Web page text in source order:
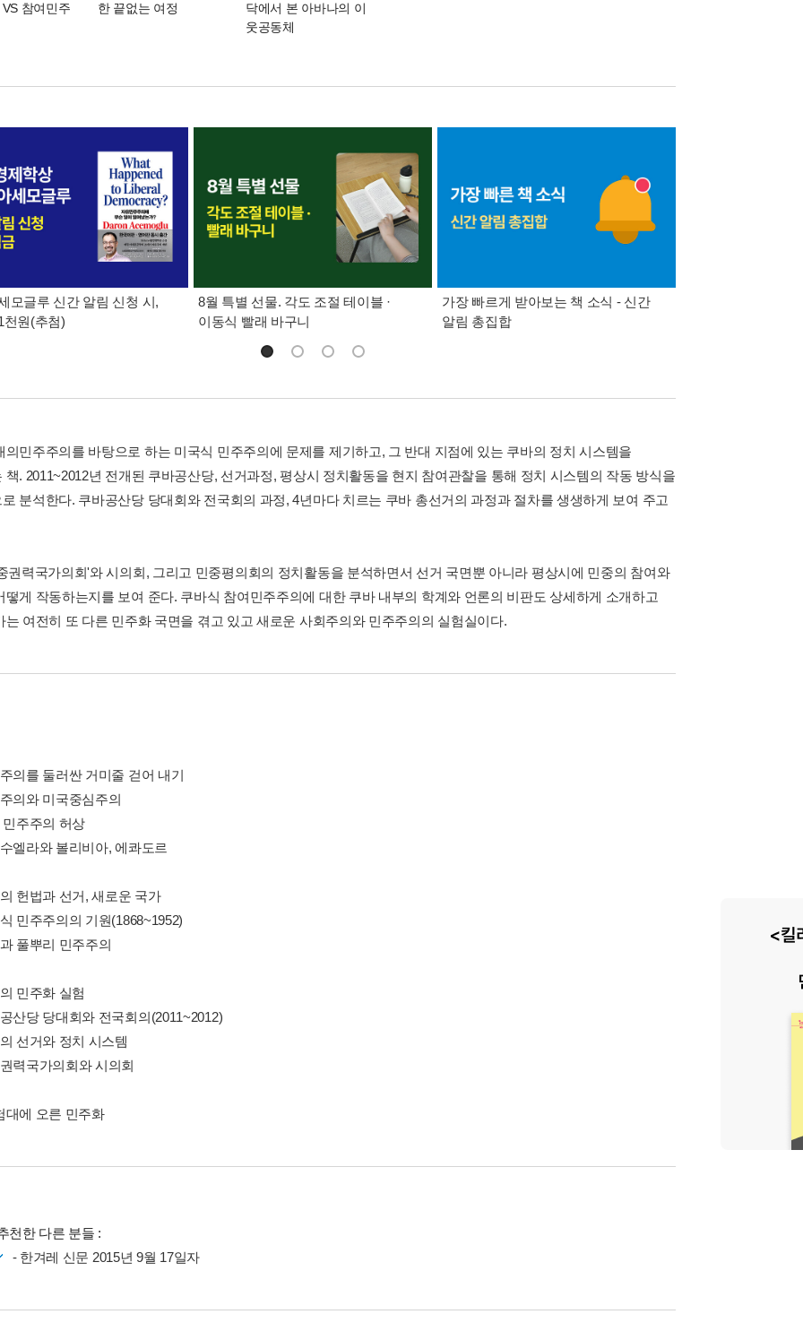
참여민주
한 끝없는 여정
닥에서 본 아바나의 이
웃공동체
모글루 신간 알림 신청 시,
천원(추첨)
8월 특별 선물. 각도 조절 테이블 ·
이동식 빨래 바구니
가장 빠르게 받아보는 책 소식 - 신간
알림 총집합
의민주주의를 바탕으로 하는 미국식 민주주의에 문제를 제기하고, 그 반대 지점에 있는 쿠바의 정치 시스템을
책. 2011~2012년 전개된 쿠바공산당, 선거과정, 평상시 정치활동을 현지 참여관찰을 통해 정치 시스템의 작동 방식을
분석한다. 쿠바공산당 당대회와 전국회의 과정, 4년마다 치르는 쿠바 총선거의 과정과 절차를 생생하게 보여 주고
권력국가의회'와 시의회, 그리고 민중평의회의 정치활동을 분석하면서 선거 국면뿐 아니라 평상시에 민중의 참여와
떻게 작동하는지를 보여 준다. 쿠바식 참여민주주의에 대한 쿠바 내부의 학계와 언론의 비판도 상세하게 소개하고
는 여전히 또 다른 민주화 국면을 겪고 있고 새로운 사회주의와 민주주의의 실험실이다.
의를 둘러싼 거미줄 걷어 내기
의와 미국중심주의
주주의 허상
엘라와 볼리비아, 에콰도르
헌법과 선거, 새로운 국가
민주주의의 기원(1868~1952)
풀뿌리 민주주의
민주화 실험
산당 당대회와 전국회의(2011~2012)
선거와 정치 시스템
력국가의회와 시의회
대에 오른 민주화
천한 다른 분들 :
- 한겨레 신문 2015년 9월 17일자